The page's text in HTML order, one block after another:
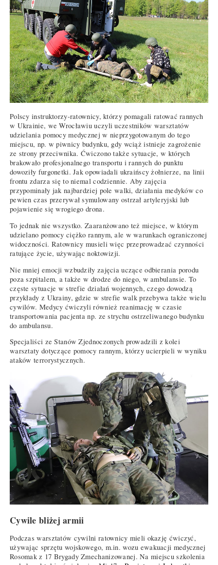
Polscy instruktorzy-ratownicy, którzy pomagali ratować rannych
w Ukrainie, we Wrocławiu uczyli uczestników warsztatów
udzielania pomocy medycznej w nieprzygotowanym do tego
miejscu, np. w piwnicy budynku, gdy wciąż istnieje zagrożenie
ze strony przeciwnika. Ćwiczono także sytuacje, w których
brakowało profesjonalnego transportu i rannych do punktu
dowoziły furgonetki. Jak opowiadali ukraińscy żołnierze, na linii
frontu zdarza się to niemal codziennie. Aby zajęcia
przypominały jak najbardziej pole walki, działania medyków co
pewien czas przerywał symulowany ostrzał artyleryjski lub
pojawienie się wrogiego drona.
To jednak nie wszystko. Zaaranżowano też miejsce, w którym
udzielano pomocy ciężko rannym, ale w warunkach ograniczonej
widoczności. Ratownicy musieli więc przeprowadzać czynności
ratujące życie, używając noktowizji.
Nie mniej emocji wzbudziły zajęcia uczące odbierania porodu
poza szpitalem, a także w drodze do niego, w ambulansie. To
częste sytuacje w strefie działań wojennych, czego dowodzą
przykłady z Ukrainy, gdzie w strefie walk przebywa także wielu
cywilów. Medycy ćwiczyli również reanimację w czasie
transportowania pacjenta np. ze strychu ostrzeliwanego budynku
do ambulansu.
Specjaliści ze Stanów Zjednoczonych prowadzili z kolei
warsztaty dotyczące pomocy rannym, którzy ucierpieli w wyniku
ataków terrorystycznych.
Cywile bliżej armii
Podczas warsztatów cywilni ratownicy mieli okazję ćwiczyć,
używając sprzętu wojskowego, m.in. wozu ewakuacji medycznej
Rosomak z 17 Brygady Zmechanizowanej. Na miejscu szkolenia